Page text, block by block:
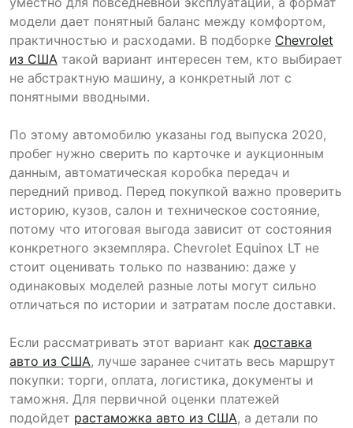
модели дает понятный баланс между комфортом,
практичностью и расходами. В подборке Chevrolet
из США такой вариант интересен тем, кто выбирает
не абстрактную машину, а конкретный лот с
понятными вводными.
По этому автомобилю указаны год выпуска 2020,
пробег нужно сверить по карточке и аукционным
данным, автоматическая коробка передач и
передний привод. Перед покупкой важно проверить
историю, кузов, салон и техническое состояние,
потому что итоговая выгода зависит от состояния
конкретного экземпляра. Chevrolet Equinox LT не
стоит оценивать только по названию: даже у
одинаковых моделей разные лоты могут сильно
отличаться по истории и затратам после доставки.
Если рассматривать этот вариант как доставка
авто из США, лучше заранее считать весь маршрут
покупки: торги, оплата, логистика, документы и
таможня. Для первичной оценки платежей
подойдет растаможка авто из США, а детали по